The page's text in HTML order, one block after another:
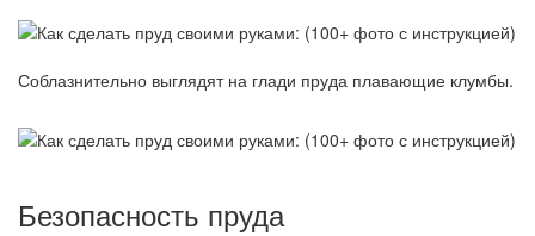
Соблазнительно выглядят на глади пруда плавающие клумбы.
Безопасность пруда